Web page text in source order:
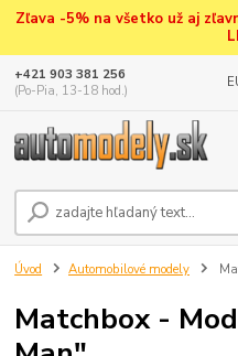
Zľava -5% na všetko už aj
+421 903 381 256
(Po-Pia, 13-18 hod.)
Úvod Automobilové modely
Matchbox -